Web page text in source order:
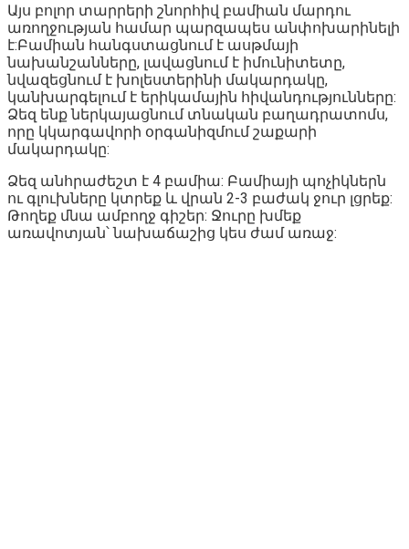
Այս բոլոր տարրերի շնորհիվ բամիան մարդու
առողջության համար պարզապես անփոխարինելի
է:Բամիան հանգստացնում է ասթմայի
նախանշանները, լավացնում է իմունիտետը,
նվազեցնում է խոլեստերինի մակարդակը,
կանխարգելում է երիկամային հիվանդությունները:
Ձեզ ենք ներկայացնում տնական բաղադրատոմս,
որը կկարգավորի օրգանիզմում շաքարի
մակարդակը:
Ձեզ անհրաժեշտ է 4 բամիա: Բամիայի պոչիկներն
ու գլուխները կտրեք և վրան 2-3 բաժակ ջուր լցրեք:
Թողեք մնա ամբողջ գիշեր: Ջուրը խմեք
առավոտյան՝ նախաճաշից կես ժամ առաջ: